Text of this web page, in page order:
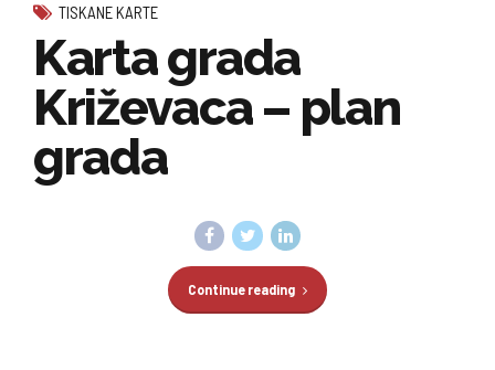
TISKANE KARTE
Karta grada
Križevaca – plan
grada
Continue reading